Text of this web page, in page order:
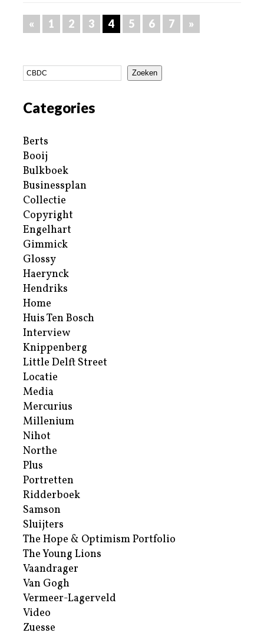
« 1 2 3 4 5 6 7 »
Zoeken
Categories
Berts
Booij
Bulkboek
Businessplan
Collectie
Copyright
Engelhart
Gimmick
Glossy
Haerynck
Hendriks
Home
Huis Ten Bosch
Interview
Knippenberg
Little Delft Street
Locatie
Media
Mercurius
Millenium
Nihot
Northe
Plus
Portretten
Ridderboek
Samson
Sluijters
The Hope & Optimism Portfolio
The Young Lions
Vaandrager
Van Gogh
Vermeer-Lagerveld
Video
Zuesse